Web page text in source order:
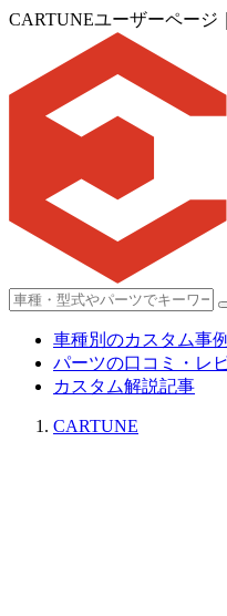
CARTUNEユーザーページ
車種別のカスタム事例
パーツの口コミ・レ
カスタム解説記事
CARTUNE